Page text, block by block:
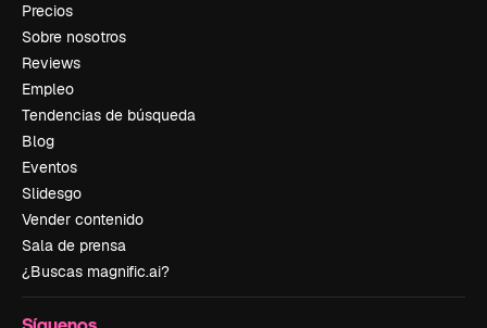
Precios
Sobre nosotros
Reviews
Empleo
Tendencias de búsqueda
Blog
Eventos
Slidesgo
Vender contenido
Sala de prensa
¿Buscas magnific.ai?